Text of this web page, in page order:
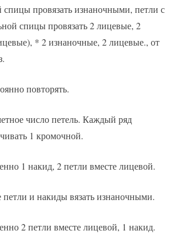
спицы провязать изнаночными, петли с
спицы провязать 2 лицевые, 2
* 2 изнаночные, 2 лицевые., от
повторять.
число петель. Каждый ряд
1 кромочной.
1 накид, 2 петли вместе лицевой.
петли и накиды вязать изнаночными.
2 петли вместе лицевой, 1 накид.